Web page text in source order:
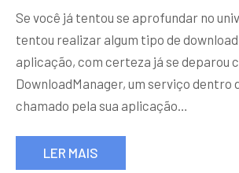
Se você já tentou se aprofundar no
tentou realizar algum tipo de
aplicação, com certeza já se deparou
DownloadManager, um serviço dentro
chamado pela sua aplicação…
LER MAIS